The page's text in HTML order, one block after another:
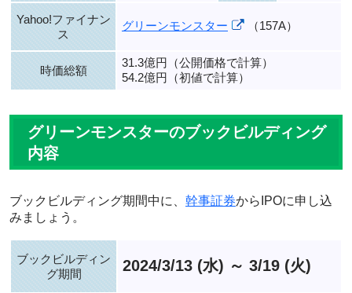
Yahoo!ファイナン
ス
グリーンモンスター （157A）
時価総額
31.3億円（公開価格で計算）
54.2億円（初値で計算）
グリーンモンスターのブックビルディング
内容
ブックビルディング期間中に、 幹事証券からIPOに申し込
みましょう。
ブックビルディン
グ期間
2024/3/13 (水) ～ 3/19 (火)